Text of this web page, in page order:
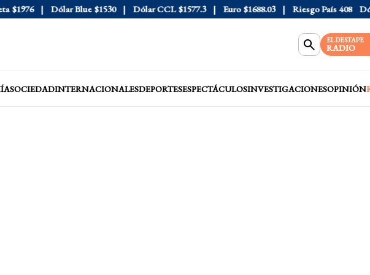
Dólar Blue $1530 Dólar CCL $1577.3 Euro $1688.03 Riesgo País 408 Dólar
EL DESTAPE
RADIO
SOCIEDADINTERNACIONALESDEPORTESESPECTÁCULOSINVESTIGACIONESOPINIÓN